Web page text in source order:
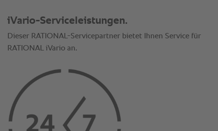
iVario-Serviceleistungen.
Dieser RATIONAL-Servicepartner bietet Ihnen Service für
RATIONAL iVario an.